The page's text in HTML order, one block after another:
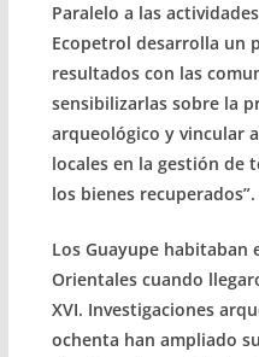
Paralelo a las
Ecopetrol desarrolla un
resultados con las
sensibilizarlas sobre la
arqueológico y vincular
locales en la gestión de
los bienes recuperados”.
Los Guayupe habitaban
Orientales cuando
XVI. Investigaciones
ochenta han ampliado